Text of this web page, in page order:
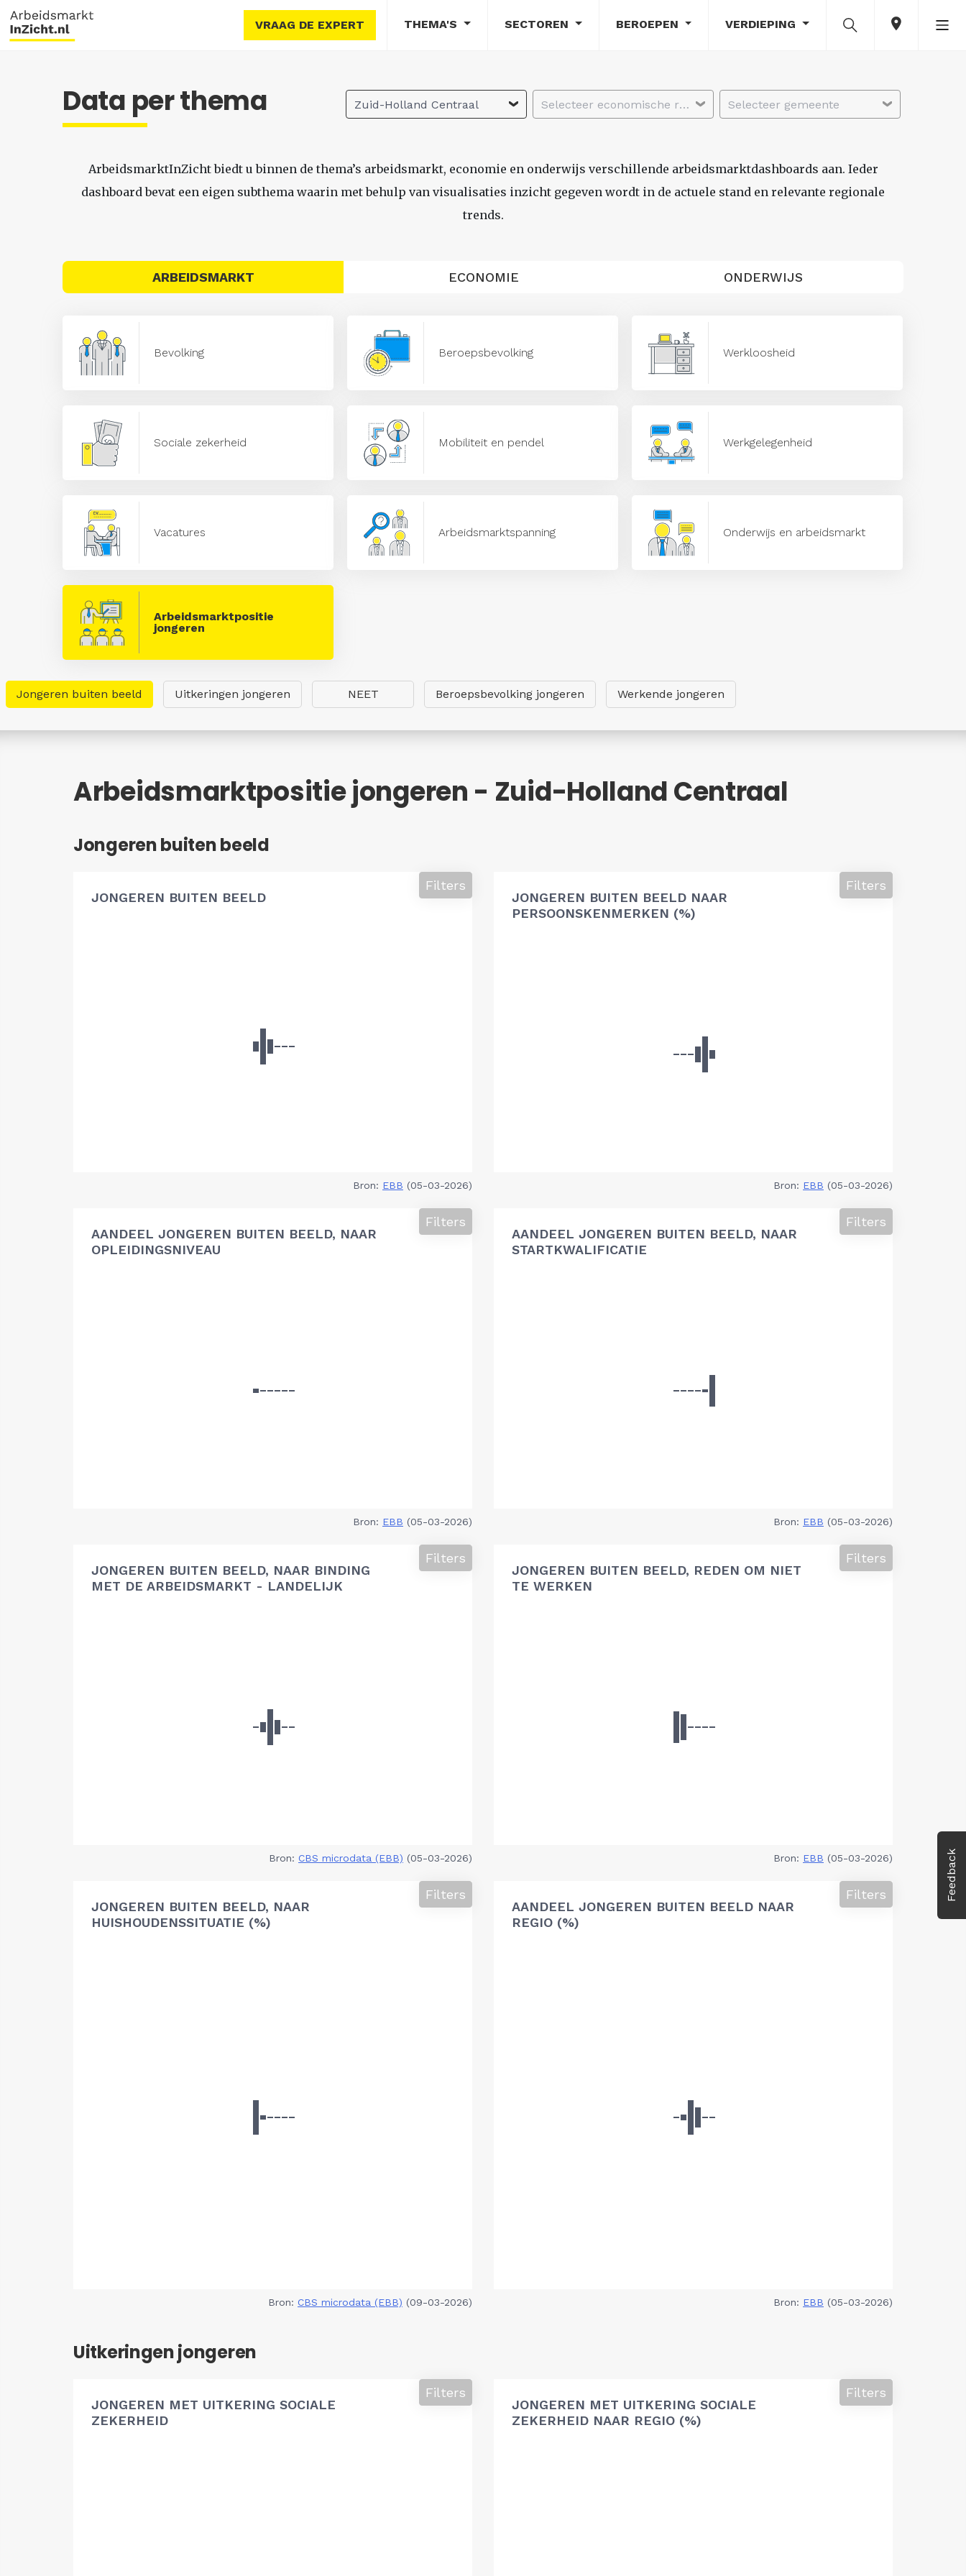
VRAAG DE EXPERT THEMA'S SECTOREN BEROEPEN VERDIEPING
Feedback
Data per thema Zuid-Holland Centraal Selecteer economische regio Selecteer gemeente
ArbeidsmarktInZicht biedt u binnen de thema’s arbeidsmarkt, economie en onderwijs verschillende arbeidsmarktdashboards aan. Ieder
dashboard bevat een eigen subthema waarin met behulp van visualisaties inzicht gegeven wordt in de actuele stand en relevante regionale
trends.
ARBEIDSMARKT ECONOMIE ONDERWIJS
Bevolking Beroepsbevolking Werkloosheid
Sociale zekerheid Mobiliteit en pendel Werkgelegenheid
Vacatures Arbeidsmarktspanning Onderwijs en arbeidsmarkt
Arbeidsmarktpositie
jongeren
Jongeren buiten beeld Uitkeringen jongeren NEET Beroepsbevolking jongeren Werkende jongeren
Arbeidsmarktpositie jongeren - Zuid-Holland Centraal
Jongeren buiten beeld
JONGEREN BUITEN BEELD
Filters
Bron: EBB (05-03-2026)
JONGEREN BUITEN BEELD NAAR
PERSOONSKENMERKEN (%)
Filters
Bron: EBB (05-03-2026)
AANDEEL JONGEREN BUITEN BEELD, NAAR
OPLEIDINGSNIVEAU
Filters
Bron: EBB (05-03-2026)
AANDEEL JONGEREN BUITEN BEELD, NAAR
STARTKWALIFICATIE
Filters
Bron: EBB (05-03-2026)
JONGEREN BUITEN BEELD, NAAR BINDING
MET DE ARBEIDSMARKT - LANDELIJK
Filters
Bron: CBS microdata (EBB) (05-03-2026)
JONGEREN BUITEN BEELD, REDEN OM NIET
TE WERKEN
Filters
Bron: EBB (05-03-2026)
JONGEREN BUITEN BEELD, NAAR
HUISHOUDENSSITUATIE (%)
Filters
Bron: CBS microdata (EBB) (09-03-2026)
AANDEEL JONGEREN BUITEN BEELD NAAR
REGIO (%)
Filters
Bron: EBB (05-03-2026)
Uitkeringen jongeren
JONGEREN MET UITKERING SOCIALE
ZEKERHEID
Filters
JONGEREN MET UITKERING SOCIALE
ZEKERHEID NAAR REGIO (%)
Filters